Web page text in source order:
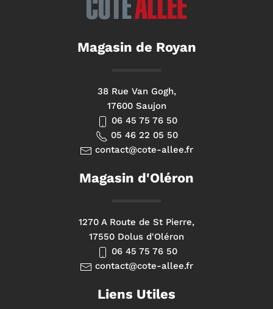
Magasin de Royan
38 Rue Van Gogh,
17600 Saujon
06 45 75 76 50
05 46 22 05 50
contact@cote-allee.fr
Magasin d'Oléron
1270 A Route de St Pierre,
17550 Dolus d'Oléron
06 45 75 76 50
contact@cote-allee.fr
Liens Utiles